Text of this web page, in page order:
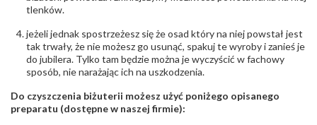
tlenków.
jeżeli jednak spostrzeżesz się że osad który na niej powstał jest
tak trwały, że nie możesz go usunąć, spakuj te wyroby i zanieś je
do jubilera. Tylko tam będzie można je wyczyścić w fachowy
sposób, nie narażając ich na uszkodzenia.
Do czyszczenia biżuterii możesz użyć poniżego opisanego
preparatu (dostępne w naszej firmie):